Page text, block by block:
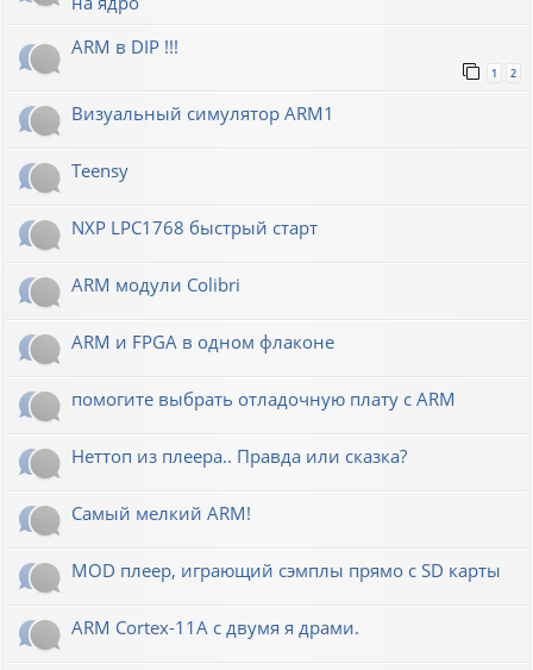
ARM в DIP !!!
1 2
Визуальный симулятор ARM1
Teensy
NXP LPC1768 быстрый старт
ARM модули Colibri
ARM и FPGA в одном флаконе
помогите выбрать отладочную плату с ARM
Неттоп из плеера.. Правда или сказка?
Самый мелкий ARM!
MOD плеер, играющий сэмплы прямо с SD карты
ARM Cortex-11A с двумя я драми.